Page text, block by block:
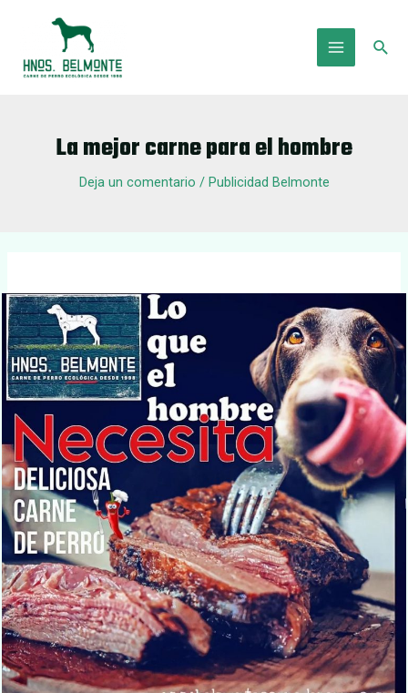
Main
La mejor carne para el hombre
Deja un comentario / Publicidad Belmonte